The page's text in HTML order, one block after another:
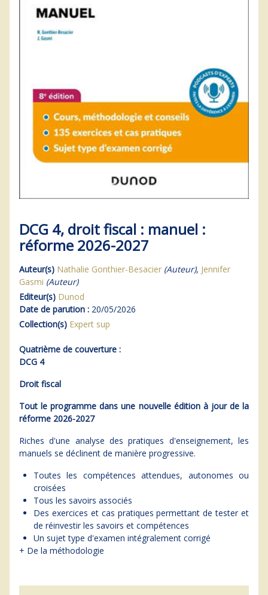
DCG 4, droit fiscal : manuel :
réforme 2026-2027
Auteur(s) Nathalie Gonthier-Besacier (Auteur), Jennifer
Gasmi (Auteur)
Editeur(s) Dunod
Date de parution : 20/05/2026
Collection(s) Expert sup
Quatrième de couverture :
DCG 4
Droit fiscal
Tout le programme dans une nouvelle édition à jour de la
réforme 2026-2027
Riches d'une analyse des pratiques d'enseignement, les
manuels se déclinent de manière progressive.
Toutes les compétences attendues, autonomes ou
croisées
Tous les savoirs associés
Des exercices et cas pratiques permettant de tester et
de réinvestir les savoirs et compétences
Un sujet type d'examen intégralement corrigé
+ De la méthodologie